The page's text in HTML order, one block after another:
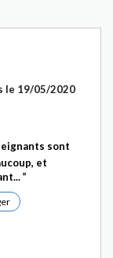
le 19/05/2020
sont
et